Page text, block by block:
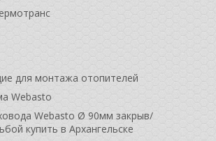
для монтажа отопителей
Webasto
Webasto Ø 90мм закрыв/
купить в Архангельске